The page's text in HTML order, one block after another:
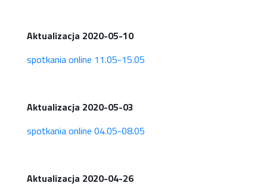
Aktualizacja 2020-05-10
spotkania online 11.05-15.05
Aktualizacja 2020-05-03
spotkania online 04.05-08.05
Aktualizacja 2020-04-26